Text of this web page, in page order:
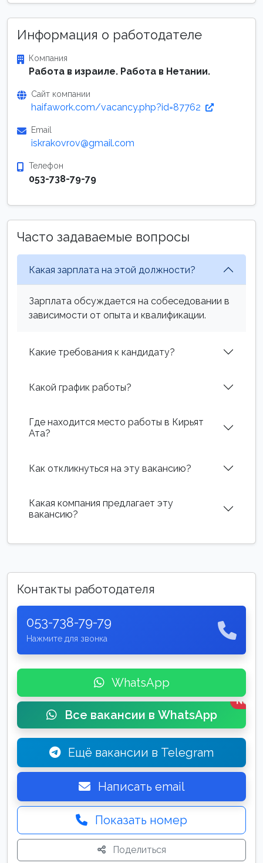
Информация о работодателе
Компания
Работа в израиле. Работа в Нетании.
Сайт компании
haifawork.com/vacancy.php?id=87762
Email
iskrakovrov@gmail.com
Телефон
053-738-79-79
Часто задаваемые вопросы
Какая зарплата на этой должности?
Зарплата обсуждается на собеседовании в
зависимости от опыта и квалификации.
Какие требования к кандидату?
Какой график работы?
Где находится место работы в Кирьят
Ата?
Как откликнуться на эту вакансию?
Какая компания предлагает эту
вакансию?
Контакты работодателя
053-738-79-79
Нажмите для звонка
WhatsApp
Все вакансии в WhatsApp
New
Ещё вакансии в Telegram
Написать email
Показать номер
Поделиться